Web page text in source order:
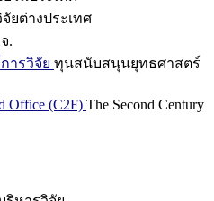
ยต่างประเทศ
.
ารวิจัย ทุนสนับสนุนยุทธศาสตร์
Office (C2F) The Second Century